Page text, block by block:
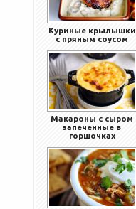
Куриные крылышки
с пряным соусом
Макароны с сыром
запеченные в
горшочках